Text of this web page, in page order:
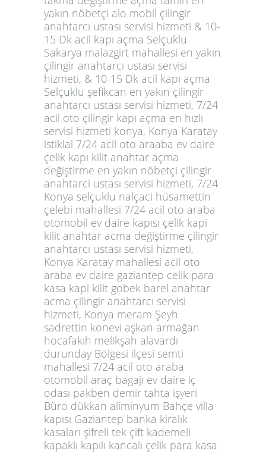
yakın nöbetçi alo mobil çilingir
anahtarcı ustası servisi hizmeti & 10-
15 Dk acil kapı açma Selçuklu
Sakarya malazgirt mahallesi en yakın
çilingir anahtarcı ustası servisi
hizmeti, & 10-15 Dk acil kapı açma
Selçuklu şefikcan en yakın çilingir
anahtarcı ustası servisi hizmeti, 7/24
acil oto çilingir kapı açma en hızlı
servisi hizmeti konya, Konya Karatay
istiklal 7/24 acil oto araaba ev daire
çelik kapı kilit anahtar açma
değiştirme en yakın nöbetçi çilingir
anahtarci ustası servisi hizmeti, 7/24
Konya selçuklu nalçaci hüsamettin
çelebi mahallesi 7/24 acil oto araba
otomobil ev daire kapısı çelik kapi
kilit anahtar acma değiştirme çilingir
anahtarcı ustası servisi hizmeti,
Konya Karatay mahallesi acil oto
araba ev daire gaziantep celik para
kasa kapi kilit gobek barel anahtar
acma çilingir anahtarcı servisi
hizmeti, Konya meram Şeyh
sadrettin konevi aşkan armağan
hocafakıh melikşah alavardı
durunday Bölgesi ilçesi semti
mahallesi 7/24 acil oto araba
otomobil araç bagajı ev daire iç
odası pakben demir tahta işyeri
Büro dükkan aliminyum Bahçe villa
kapısı Gaziantep banka kiralık
kasaları şifreli tek çift kademeli
kapaklı kapılı kancalı çelik para kasa